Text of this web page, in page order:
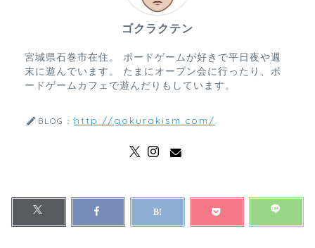
ゴクラクテン
宮城県石巻市在住。 ボードゲームが好きで平日夜や週
末に遊んでいます。 たまにオープン会に行ったり、ボ
ードゲームカフェで遊んだりもしています。
BLOG： http://gokurakism.com/